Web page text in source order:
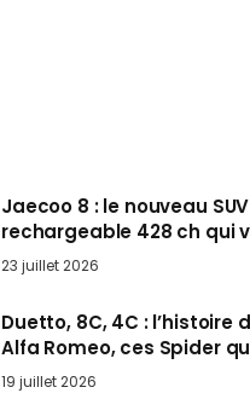
Jaecoo 8 : le nouveau
rechargeable 428 ch qui
arrive en Europe cet
23 juillet 2026
Duetto, 8C, 4C : l’histoire
Alfa Romeo, ces Spider
l’art de rouler cheveux au
19 juillet 2026